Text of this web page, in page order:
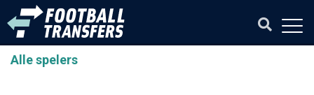
Alle spelers